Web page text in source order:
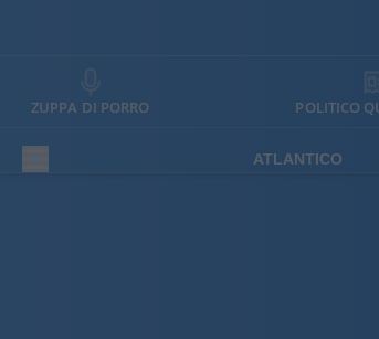
ZUPPA DI PORRO POLITICO
ATLANTICO